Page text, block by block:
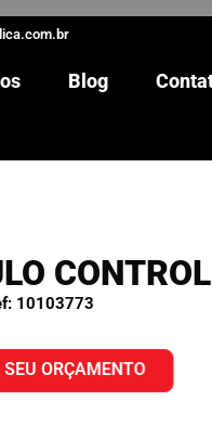
Blog
10103773
ORÇAMENTO